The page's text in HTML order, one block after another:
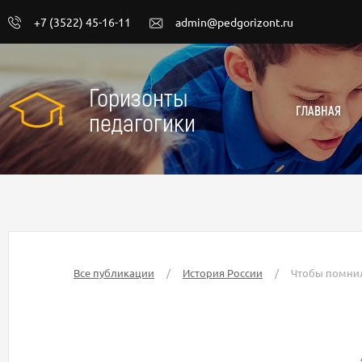
+7 (3522) 45-16-11 admin@pedgorizont.ru
Горизонты
педагогики
ГЛАВНАЯ
Все публикации / История России / Чтобы